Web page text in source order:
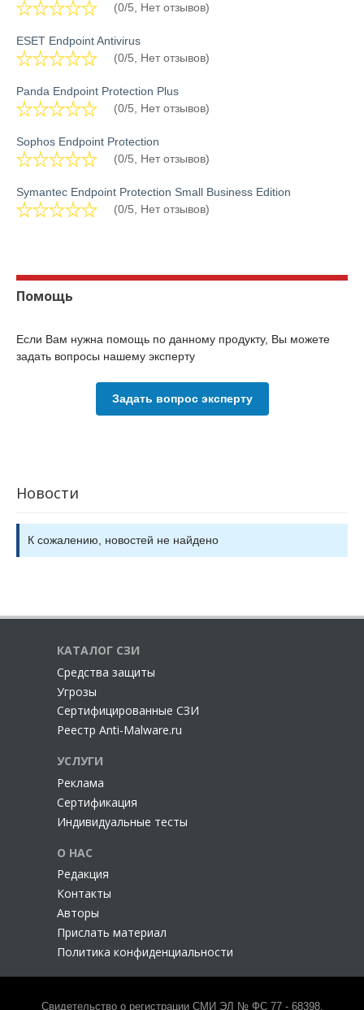
(0/5, Нет отзывов)
ESET Endpoint Antivirus
(0/5, Нет отзывов)
Panda Endpoint Protection Plus
(0/5, Нет отзывов)
Sophos Endpoint Protection
(0/5, Нет отзывов)
Symantec Endpoint Protection Small Business Edition
(0/5, Нет отзывов)
Помощь
Если Вам нужна помощь по данному продукту, Вы можете
задать вопросы нашему эксперту
Задать вопрос эксперту
Новости
К сожалению, новостей не найдено
КАТАЛОГ СЗИ
Cредства защиты
Угрозы
Сертифицированные СЗИ
Реестр Anti-Malware.ru
УСЛУГИ
Реклама
Сертификация
Индивидуальные тесты
О НАС
Редакция
Контакты
Авторы
Прислать материал
Политика конфиденциальности
Свидетельство о регистрации СМИ ЭЛ № ФС 77 - 68398,